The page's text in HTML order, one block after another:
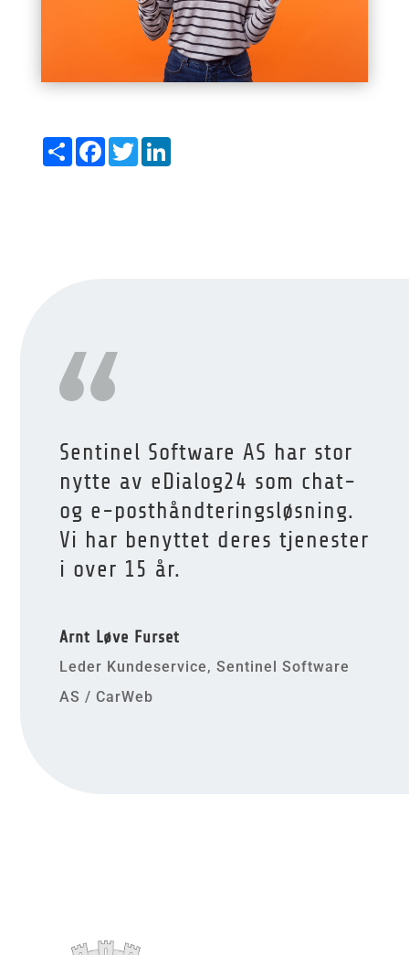
Del FacebookTwitterLinkedIn
Sentinel Software AS har stor
nytte av eDialog24 som chat-
og e-posthåndteringsløsning.
Vi har benyttet deres tjenester
i over 15 år.
Arnt Løve Furset
Leder Kundeservice, Sentinel Software
AS / CarWeb